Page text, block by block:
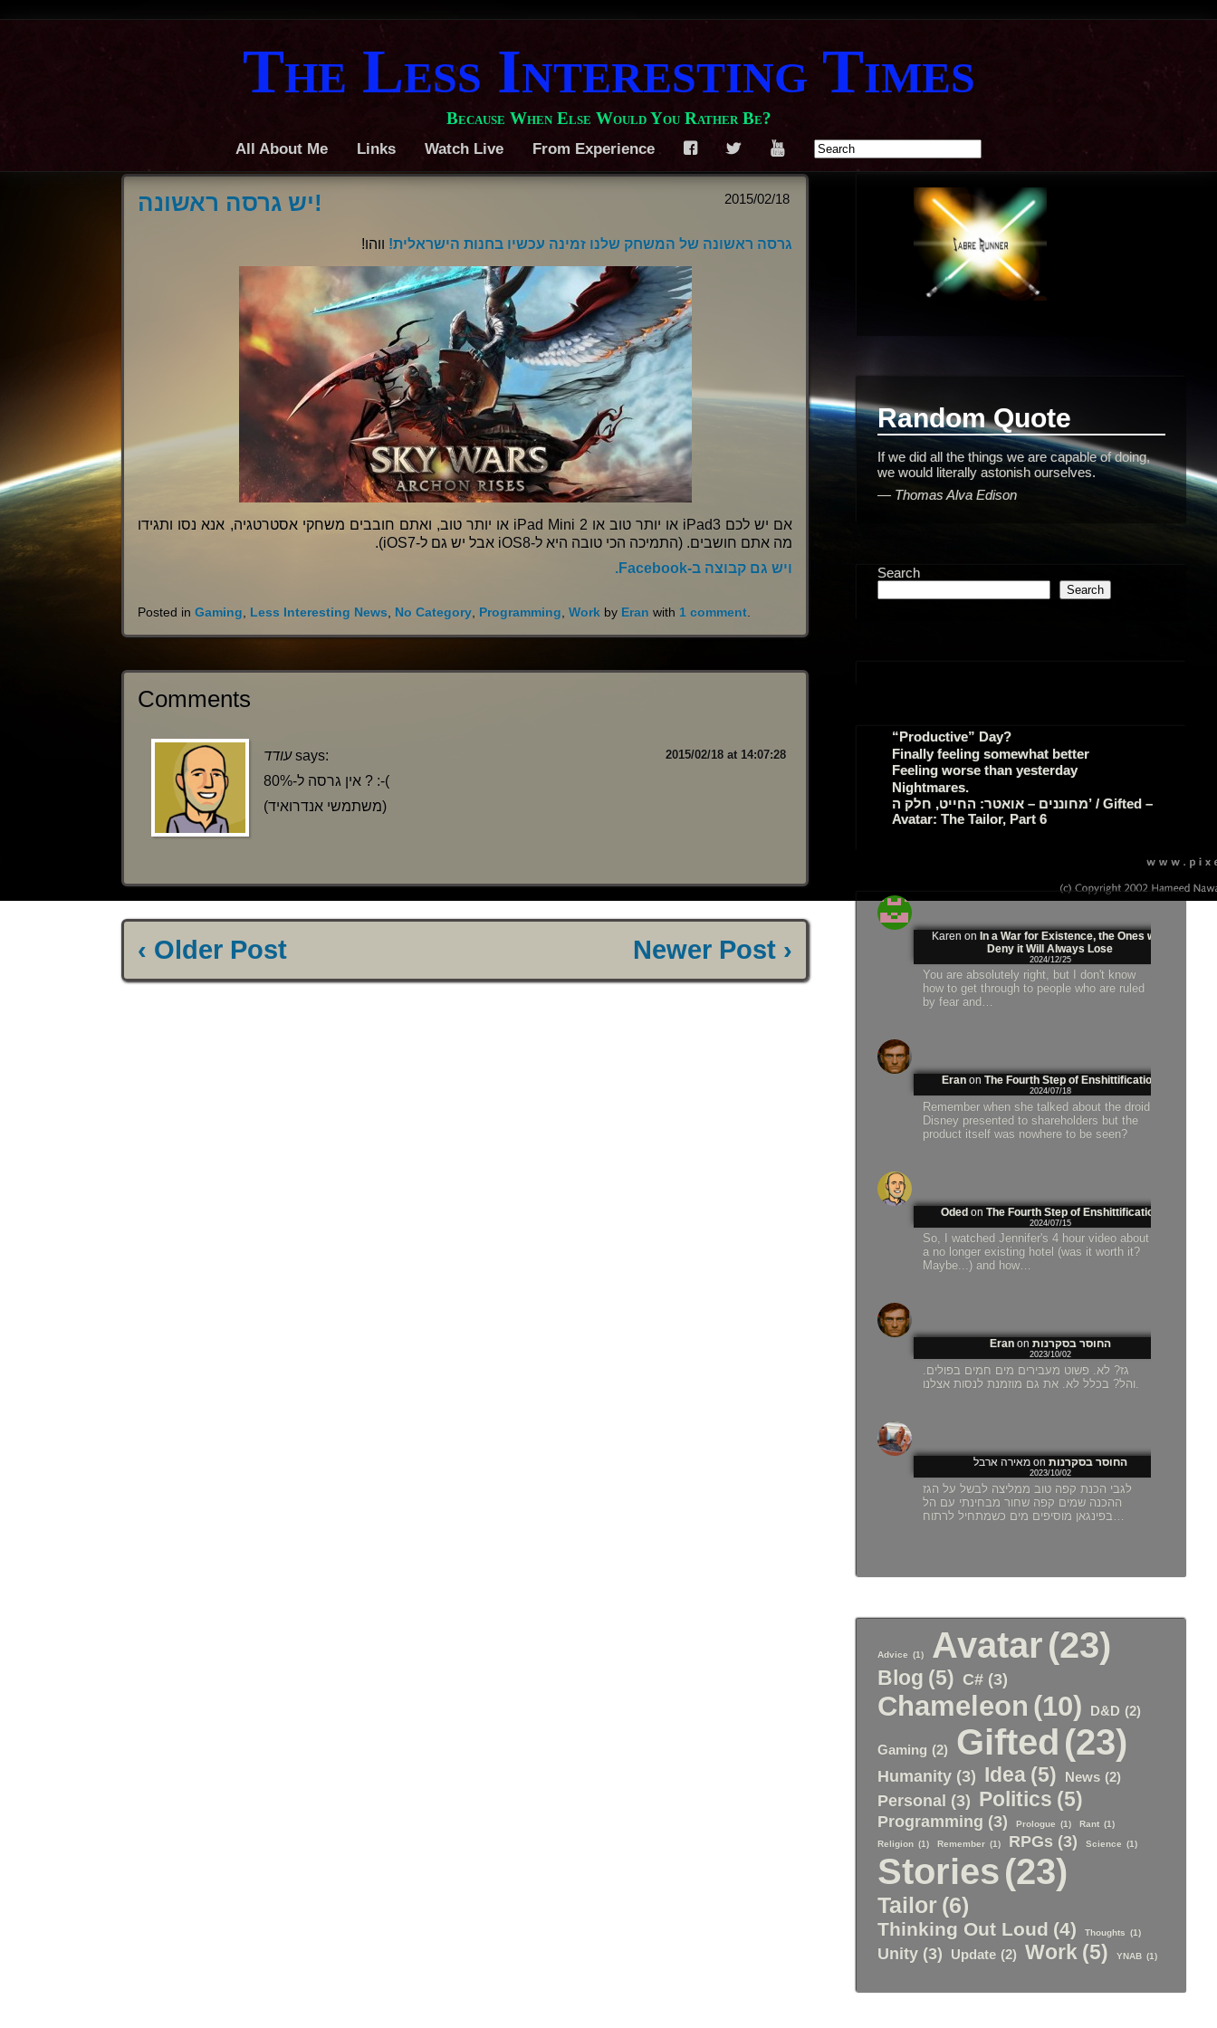
The Less Interesting Times
Because When Else Would You Rather Be?
All About Me Links Watch Live From Experience F T Y
2015/02/18 יש גרסה ראשונה!
גרסה ראשונה של המשחק שלנו זמינה עכשיו בחנות הישראלית! ווהו!
אם יש לכם iPad3 או יותר טוב או iPad Mini 2 או יותר טוב, ואתם חובבים משחקי אסטרטגיה, אנא נסו ותגידו
מה אתם חושבים. (התמיכה הכי טובה היא ל-iOS8 אבל יש גם ל-iOS7).
ויש גם קבוצה ב-Facebook.
Posted inGaming Less Interesting News No Category Programming ,Work by Eran with 1 comment
Comments
עודד says: 2015/02/18 at 14:07:28
אין גרסה ל-80% ? :-(
(משתמשי אנדרואיד)
‹ Older Post Newer Post ›
Random Quote
If we did all the things we are capable of doing,
we would literally astonish ourselves.
— Thomas Alva Edison
Search
Search
“Productive” Day?
Finally feeling somewhat better
Feeling worse than yesterday
Nightmares.
מחוננים – אואטר: החייט, חלק ה’ / Gifted –
Avatar: The Tailor, Part 6
Karen onIn a War for Existence, the Ones who
Deny it Will Always Lose
2024/12/25
You are absolutely right, but I don't know
how to get through to people who are ruled
by fear and…
Eran onThe Fourth Step of Enshittification
2024/07/18
Remember when she talked about the droid
Disney presented to shareholders but the
product itself was nowhere to be seen?
Odedon The Fourth Step of Enshittification
2024/07/15
So, I watched Jennifer's 4 hour video about
a no longer existing hotel (was it worth it?
Maybe...) and how…
Eranon החוסר בסקרנות
2023/10/02
גז? לא. פשוט מעבירים מים חמים בפולים.
והל? בכלל לא. את גם מוזמנת לנסות אצלנו.
מאירה ארבלon החוסר בסקרנות
2023/10/02
לגבי הכנת קפה טוב ממליצה לבשל על הגז
ההכנה שמים קפה שחור מבחינתי עם הל
Advice (1) Avatar(23)
Blog (5) C# (3)
Chameleon (10) D&D (2)
Gaming (2) Gifted (23)
Humanity (3) Idea (5) News (2)
Personal (3) Politics (5)
Programming (3) Prologue (1) Rant (1)
Religion (1) Remember (1) RPGs (3) Science (1)
Stories(23)
Tailor (6)
Thinking Out Loud (4) Thoughts (1)
Unity (3) Update (2) Work (5) YNAB (1)